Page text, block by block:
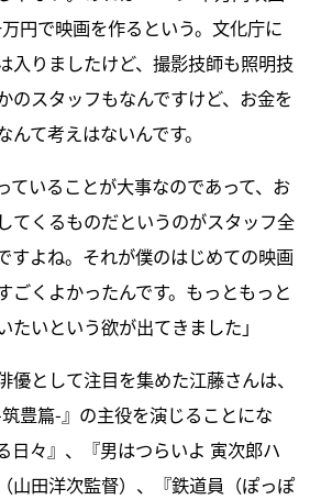
円で映画を作るという。文化庁に
入りましたけど、撮影技師も照明技
のスタッフもなんですけど、お金を
て考えはないんです。
ていることが大事なのであって、お
てくるものだというのがスタッフ全
すよね。それが僕のはじめての映画
ごくよかったんです。もっともっと
たいという欲が出てきました」
優として注目を集めた江藤さんは、
豊篇-』の主役を演じることにな
日々』、『男はつらいよ 寅次郎ハ
山田洋次監督）、『鉄道員（ぽっぽ